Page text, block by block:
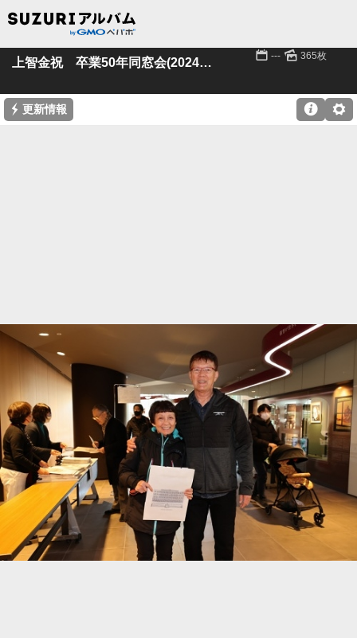
上智金祝 卒業50年同窓会(2024年2月開催) 📅 --- 🌄 365枚
⚡ 更新情報 ⚙
